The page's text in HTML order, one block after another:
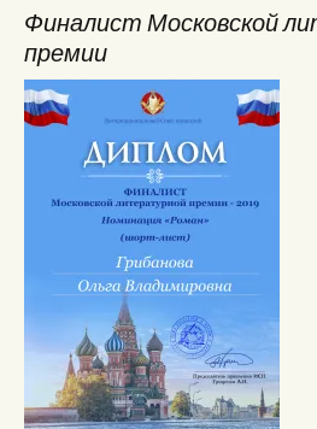
Финалист Московской
премии